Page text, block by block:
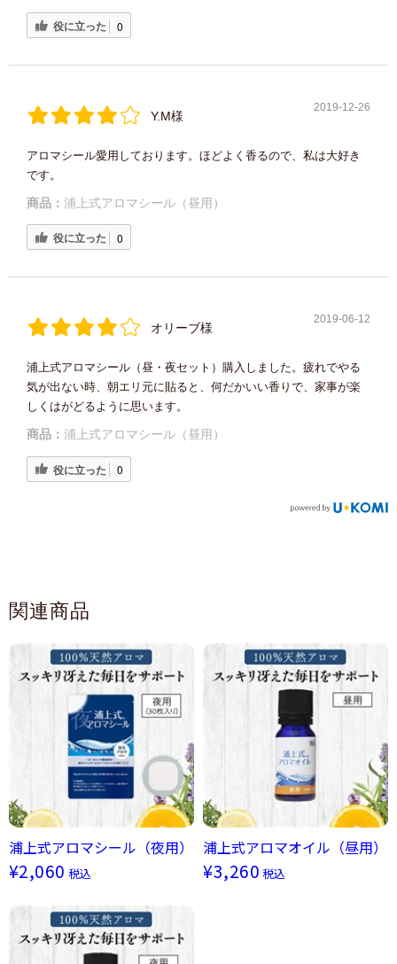
役に立った 0
Y.M様
2019-12-26
アロマシール愛用しております。ほどよく香るので、私は大好き
です。
商品： 浦上式アロマシール（昼用）
役に立った 0
オリーブ様
2019-06-12
浦上式アロマシール（昼・夜セット）購入しました。疲れでやる
気が出ない時、朝エリ元に貼ると、何だかいい香りで、家事が楽
しくはがどるように思います。
商品： 浦上式アロマシール（昼用）
役に立った 0
関連商品
浦上式アロマシール（夜用）
¥2,060 税込
浦上式アロマオイル（昼用）
¥3,260 税込